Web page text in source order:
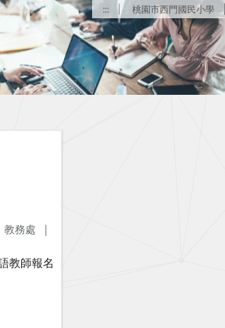
::: 桃園市西門國民小學
教務處 |
教師報名